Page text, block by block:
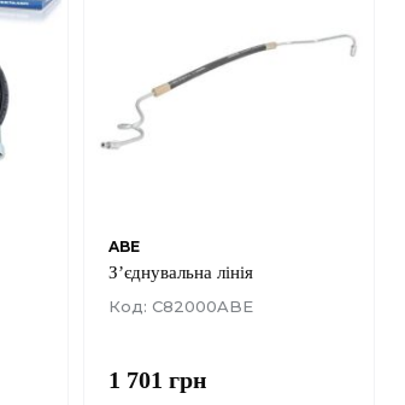
ABE
З’єднувальна лінія
Код: C82000ABE
1 701 грн